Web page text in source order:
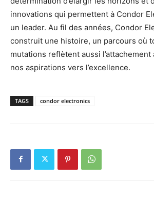
innovations qui permettent à Condor
un leader. Au fil des années, Condor
construit une histoire, un parcours où
mutations reflètent aussi
nos aspirations vers l’excellence.
TAGS condor electronics